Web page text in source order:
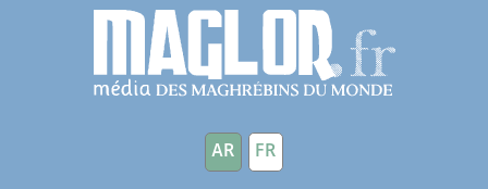
تجاوز إلى المحتوى الرئيسي
FR
AR
لوحة إدارة ملفات تعريف الارتباط